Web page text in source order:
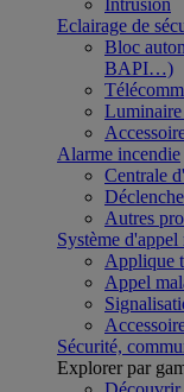
Intrusion
Eclairage de
Bloc
BAPI…)
Luminaire
Alarme incendie
Centrale
Autres
Système d'appel
Applique
Appel
Sécurité,
Explorer par